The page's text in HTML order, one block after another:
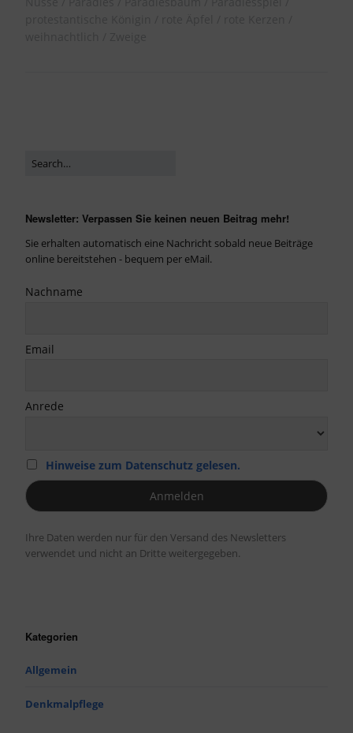
Newsletter: Verpassen Sie keinen neuen Beitrag mehr!
Sie erhalten automatisch eine Nachricht sobald neue Beiträge
online bereitstehen - bequem per eMail.
Nachname
Email
Anrede
Hinweise zum Datenschutz gelesen.
Ihre Daten werden nur für den Versand des Newsletters
verwendet und nicht an Dritte weitergegeben.
Kategorien
Allgemein
Denkmalpflege